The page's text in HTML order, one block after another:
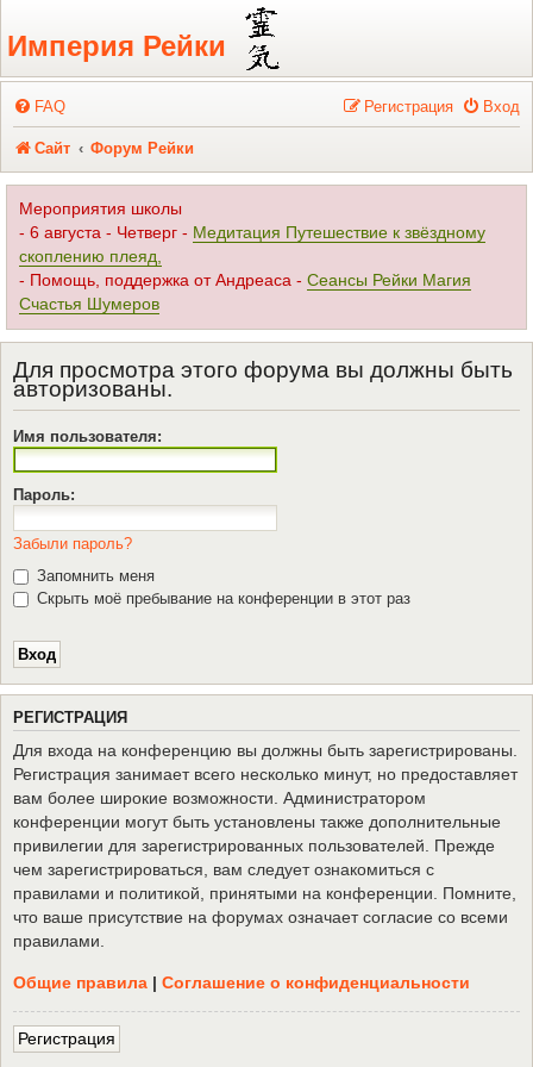
Регистрация
Империя Рейки
FAQ Вход
Регистрация
Сайт Форум Рейки
Мероприятия школы
- 6 августа - Четверг - Медитация Путешествие к звёздному
скоплению плеяд,
- Помощь, поддержка от Андреаса - Сеансы Рейки Магия
Счастья Шумеров
Для просмотра этого форума вы должны быть
авторизованы.
Имя пользователя:
Пароль:
Забыли пароль?
Запомнить меня
Скрыть моё пребывание на конференции в этот раз
РЕГИСТРАЦИЯ
Для входа на конференцию вы должны быть зарегистрированы.
Регистрация занимает всего несколько минут, но предоставляет
вам более широкие возможности. Администратором
конференции могут быть установлены также дополнительные
привилегии для зарегистрированных пользователей. Прежде
чем зарегистрироваться, вам следует ознакомиться с
правилами и политикой, принятыми на конференции. Помните,
что ваше присутствие на форумах означает согласие со всеми
правилами.
Общие правила | Соглашение о конфиденциальности
Регистрация